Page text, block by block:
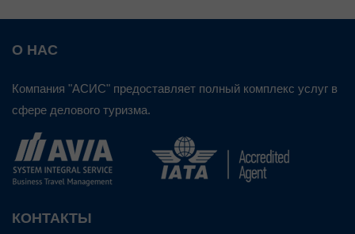
О НАС
Компания "АСИС" предоставляет полный комплекс услуг в
сфере делового туризма.
КОНТАКТЫ